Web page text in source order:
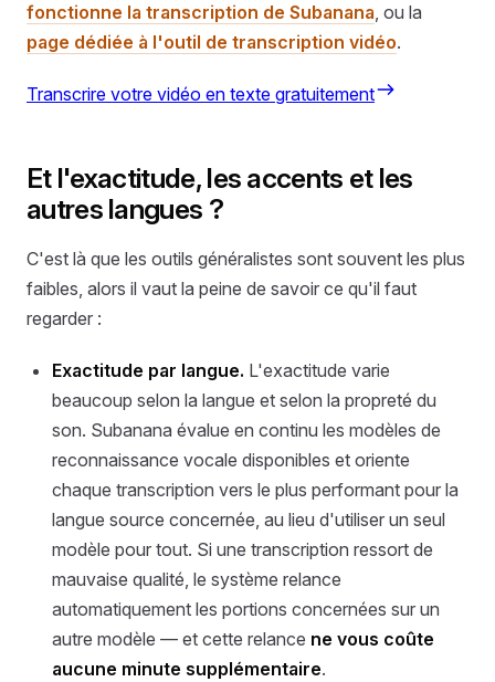
fonctionne la transcription de Subanana, ou la
page dédiée à l'outil de transcription vidéo.
Transcrire votre vidéo en texte gratuitement
Et l'exactitude, les accents et les
autres langues ?
C'est là que les outils généralistes sont souvent les plus
faibles, alors il vaut la peine de savoir ce qu'il faut
regarder :
Exactitude par langue. L'exactitude varie
beaucoup selon la langue et selon la propreté du
son. Subanana évalue en continu les modèles de
reconnaissance vocale disponibles et oriente
chaque transcription vers le plus performant pour la
langue source concernée, au lieu d'utiliser un seul
modèle pour tout. Si une transcription ressort de
mauvaise qualité, le système relance
automatiquement les portions concernées sur un
autre modèle — et cette relance ne vous coûte
aucune minute supplémentaire.